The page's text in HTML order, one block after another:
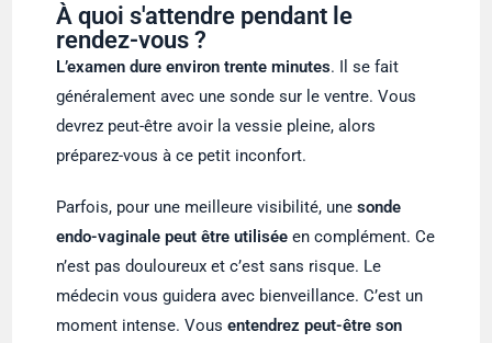
À quoi s'attendre pendant le
rendez-vous ?
L’examen dure environ trente minutes. Il se fait
généralement avec une sonde sur le ventre. Vous
devrez peut-être avoir la vessie pleine, alors
préparez-vous à ce petit inconfort.
Parfois, pour une meilleure visibilité, unesonde
endo-vaginale peut être utilisée en complément. Ce
n’est pas douloureux et c’est sans risque. Le
médecin vous guidera avec bienveillance. C’est un
moment intense. Vousentendrez peut-être son